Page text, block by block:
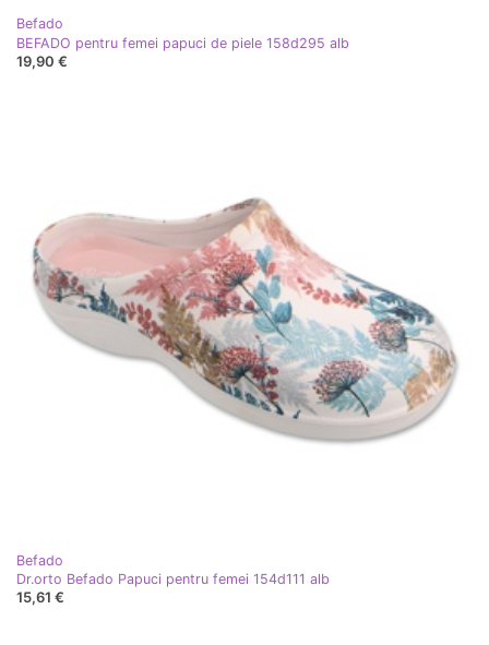
Befado
BEFADO pentru femei papuci de piele 158d295 alb
19,90 €
Befado
Dr.orto Befado Papuci pentru femei 154d111 alb
15,61 €